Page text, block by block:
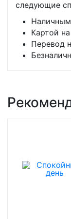
следующие
Картой
Перевод